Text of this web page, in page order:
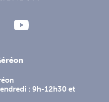
: 9h-12h30 et